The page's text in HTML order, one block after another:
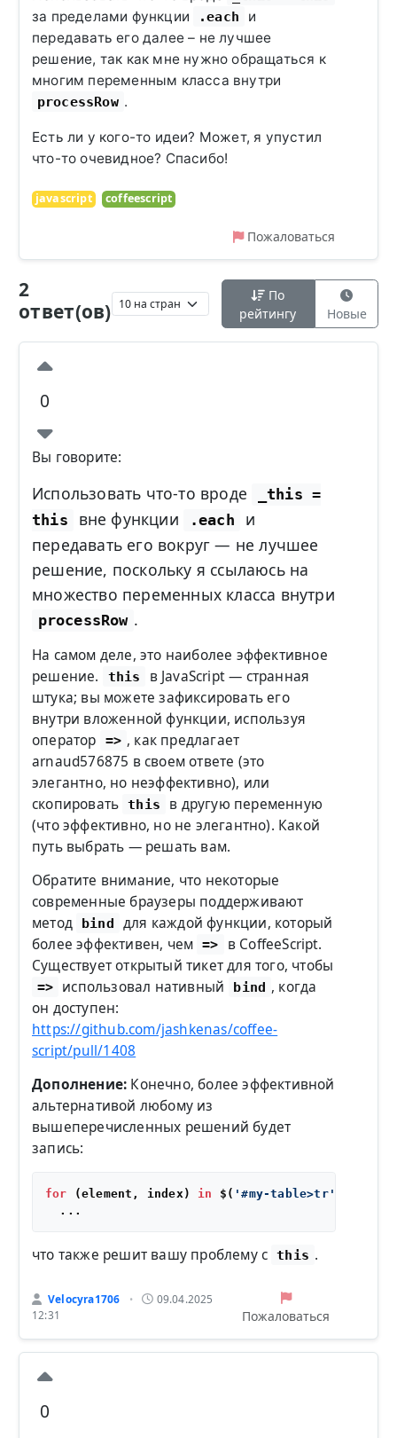
за пределами функции .each
и
передавать его далее – не лучшее
решение, так как мне нужно обращаться к
многим переменным класса внутри
processRow .
Есть ли у кого-то идеи? Может, я упустил
что-то очевидное? Спасибо!
javascript coffeescript
Пожаловаться
2
ответ(ов)
По
рейтингу
Новые
0
Вы говорите:
Использовать что-то вроде
_this =
this
вне функции .each
и
передавать его вокруг — не лучшее
решение, поскольку я ссылаюсь на
множество переменных класса внутри
processRow .
На самом деле, это наиболее эффективное
решение.
this
в JavaScript — странная
штука; вы можете зафиксировать его
внутри вложенной функции, используя
оператор
=> , как предлагает
arnaud576875 в своем ответе (это
элегантно, но неэффективно), или
скопировать
this
в другую переменную
(что эффективно, но не элегантно). Какой
путь выбрать — решать вам.
Обратите внимание, что некоторые
современные браузеры поддерживают
метод
bind
для каждой функции, который
более эффективен, чем
=>
в CoffeeScript.
Существует открытый тикет для того, чтобы
=> использовал нативный bind , когда
он доступен:
https://github.com/jashkenas/coffee-
script/pull/1408
Дополнение: Конечно, более эффективной
альтернативой любому из
вышеперечисленных решений будет
запись:
for (element, index) in $( '#my-table>tr'
что также решит вашу проблему с this .
Velocyra1706 •
09.04.2025
12:31
Пожаловаться
0